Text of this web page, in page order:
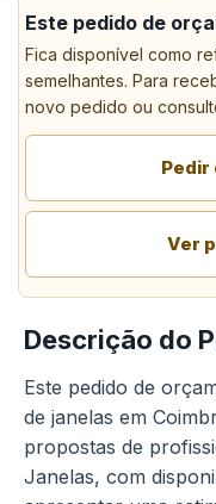
Este pedido de
Fica disponível como
semelhantes. Para
novo pedido ou
Ver
Descrição do
Este pedido de
de janelas em
propostas de
Janelas, com